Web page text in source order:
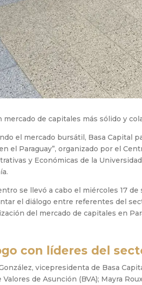
mercado de capitales más sólido y
el mercado bursátil, Basa Capital
el Paraguay”, organizado por el
y Económicas de la
se llevó a cabo el miércoles 17
el diálogo entre referentes del
del mercado de capitales en
con líderes del
vicepresidenta de Basa
Valores de Asunción (BVA); Mayra